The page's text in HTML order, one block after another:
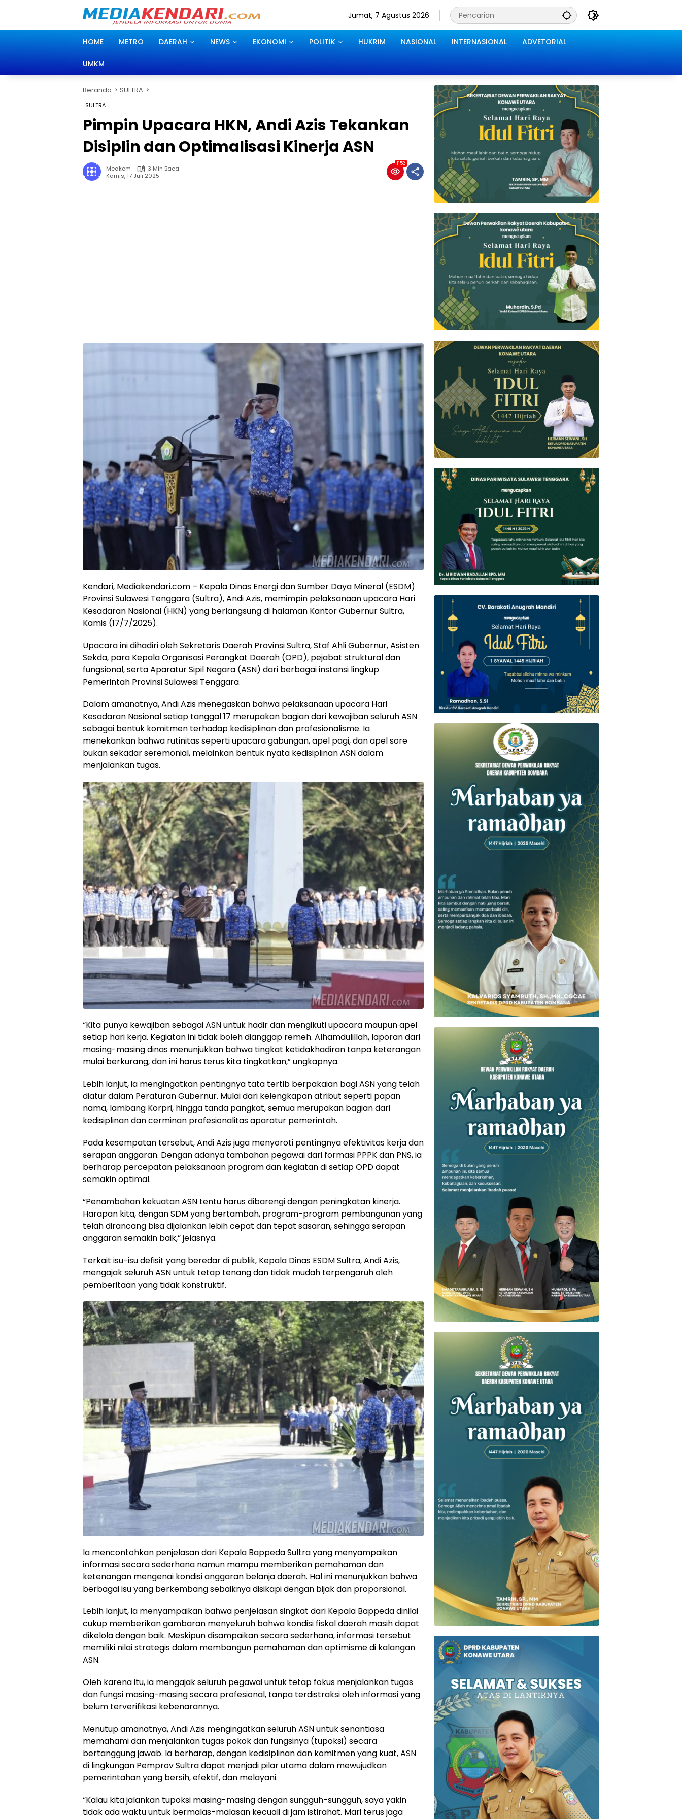
Jumat, 7 Agustus 2026
HOME METRO DAERAH NEWS EKONOMI POLITIK HUKRIM NASIONAL INTERNASIONAL ADVETORIAL
UMKM
Beranda SULTRA
SULTRA
Pimpin Upacara HKN, Andi Azis Tekankan
Disiplin dan Optimalisasi Kinerja ASN
Medkom
3 Min Baca
Kamis, 17 Juli 2025
1152
Kendari, Mediakendari.com – Kepala Dinas Energi dan Sumber Daya Mineral (ESDM)
Provinsi Sulawesi Tenggara (Sultra), Andi Azis, memimpin pelaksanaan upacara Hari
Kesadaran Nasional (HKN) yang berlangsung di halaman Kantor Gubernur Sultra,
Kamis (17/7/2025).
Upacara ini dihadiri oleh Sekretaris Daerah Provinsi Sultra, Staf Ahli Gubernur, Asisten
Sekda, para Kepala Organisasi Perangkat Daerah (OPD), pejabat struktural dan
fungsional, serta Aparatur Sipil Negara (ASN) dari berbagai instansi lingkup
Pemerintah Provinsi Sulawesi Tenggara.
Dalam amanatnya, Andi Azis menegaskan bahwa pelaksanaan upacara Hari
Kesadaran Nasional setiap tanggal 17 merupakan bagian dari kewajiban seluruh ASN
sebagai bentuk komitmen terhadap kedisiplinan dan profesionalisme. Ia
menekankan bahwa rutinitas seperti upacara gabungan, apel pagi, dan apel sore
bukan sekadar seremonial, melainkan bentuk nyata kedisiplinan ASN dalam
menjalankan tugas.
“Kita punya kewajiban sebagai ASN untuk hadir dan mengikuti upacara maupun apel
setiap hari kerja. Kegiatan ini tidak boleh dianggap remeh. Alhamdulillah, laporan dari
masing-masing dinas menunjukkan bahwa tingkat ketidakhadiran tanpa keterangan
mulai berkurang, dan ini harus terus kita tingkatkan,” ungkapnya.
Lebih lanjut, ia mengingatkan pentingnya tata tertib berpakaian bagi ASN yang telah
diatur dalam Peraturan Gubernur. Mulai dari kelengkapan atribut seperti papan
nama, lambang Korpri, hingga tanda pangkat, semua merupakan bagian dari
kedisiplinan dan cerminan profesionalitas aparatur pemerintah.
Pada kesempatan tersebut, Andi Azis juga menyoroti pentingnya efektivitas kerja dan
serapan anggaran. Dengan adanya tambahan pegawai dari formasi PPPK dan PNS, ia
berharap percepatan pelaksanaan program dan kegiatan di setiap OPD dapat
semakin optimal.
“Penambahan kekuatan ASN tentu harus dibarengi dengan peningkatan kinerja.
Harapan kita, dengan SDM yang bertambah, program-program pembangunan yang
telah dirancang bisa dijalankan lebih cepat dan tepat sasaran, sehingga serapan
anggaran semakin baik,” jelasnya.
Terkait isu-isu defisit yang beredar di publik, Kepala Dinas ESDM Sultra, Andi Azis,
mengajak seluruh ASN untuk tetap tenang dan tidak mudah terpengaruh oleh
pemberitaan yang tidak konstruktif.
Ia mencontohkan penjelasan dari Kepala Bappeda Sultra yang menyampaikan
informasi secara sederhana namun mampu memberikan pemahaman dan
ketenangan mengenai kondisi anggaran belanja daerah. Hal ini menunjukkan bahwa
berbagai isu yang berkembang sebaiknya disikapi dengan bijak dan proporsional.
Lebih lanjut, ia menyampaikan bahwa penjelasan singkat dari Kepala Bappeda dinilai
cukup memberikan gambaran menyeluruh bahwa kondisi fiskal daerah masih dapat
dikelola dengan baik. Meskipun disampaikan secara sederhana, informasi tersebut
memiliki nilai strategis dalam membangun pemahaman dan optimisme di kalangan
ASN.
Oleh karena itu, ia mengajak seluruh pegawai untuk tetap fokus menjalankan tugas
dan fungsi masing-masing secara profesional, tanpa terdistraksi oleh informasi yang
belum terverifikasi kebenarannya.
Menutup amanatnya, Andi Azis mengingatkan seluruh ASN untuk senantiasa
memahami dan menjalankan tugas pokok dan fungsinya (tupoksi) secara
bertanggung jawab. Ia berharap, dengan kedisiplinan dan komitmen yang kuat, ASN
di lingkungan Pemprov Sultra dapat menjadi pilar utama dalam mewujudkan
pemerintahan yang bersih, efektif, dan melayani.
“Kalau kita jalankan tupoksi masing-masing dengan sungguh-sungguh, saya yakin
tidak ada waktu untuk bermalas-malasan kecuali di jam istirahat. Mari terus jaga